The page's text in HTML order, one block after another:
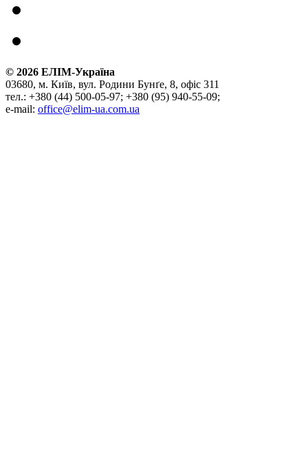
© 2026 ЕЛІМ-Україна
03680, м. Київ, вул. Родини Бунґе, 8, офіс 311
тел.: +380 (44) 500-05-97; +380 (95) 940-55-09;
e-mail: office@elim-ua.com.ua